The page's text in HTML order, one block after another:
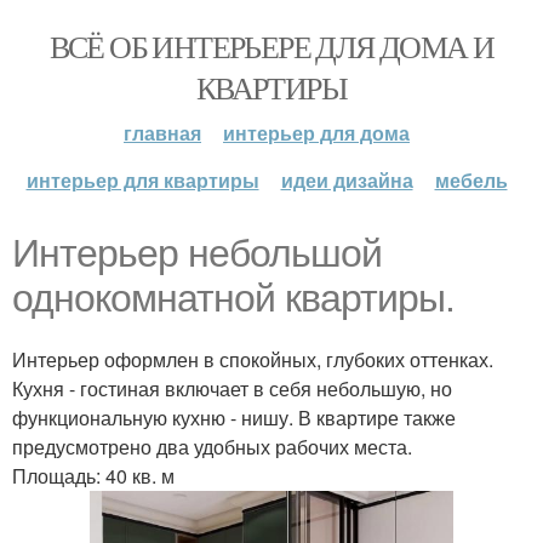
ВСЁ ОБ ИНТЕРЬЕРЕ ДЛЯ ДОМА И
КВАРТИРЫ
главная
интерьер для дома
интерьер для квартиры
идеи дизайна мебель
Интерьер небольшой
однокомнатной квартиры.
Интерьер оформлен в спокойных, глубоких оттенках.
Кухня - гостиная включает в себя небольшую, но
функциональную кухню - нишу. В квартире также
предусмотрено два удобных рабочих места.
Площадь: 40 кв. м